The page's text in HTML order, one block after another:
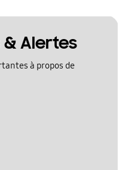
Alertes
à propos de